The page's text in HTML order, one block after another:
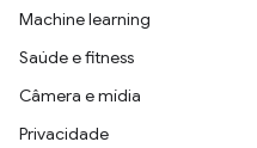
Machine learning
Saúde e fitness
Câmera e mídia
Privacidade